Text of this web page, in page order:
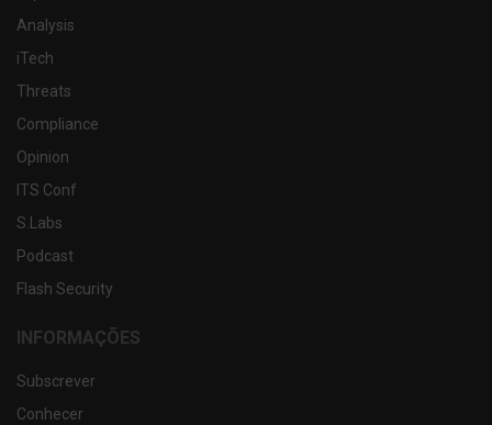
Analysis
iTech
Threats
Compliance
Opinion
ITS Conf
S.Labs
Podcast
Flash Security
INFORMAÇÕES
Subscrever
Conhecer